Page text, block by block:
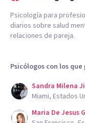
Psicología para
diarios sobre salud
relaciones de pareja.
Psicólogos con los
Sandra Milena
Miami, Estados
Maria De Jesus